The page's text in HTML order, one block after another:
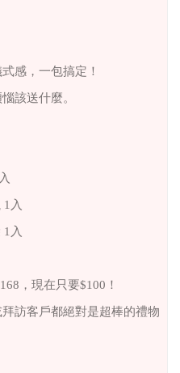
感，一包搞定！
該送什麼。
1入
1入
，現在只要$100！
訪客戶都絕對是超棒的禮物